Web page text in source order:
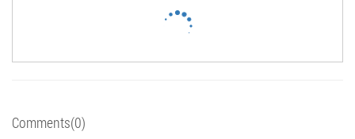
Comments(0)